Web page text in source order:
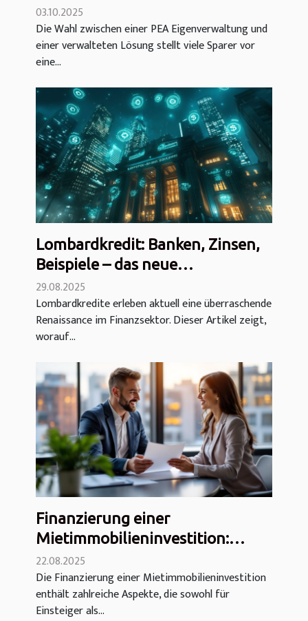
bessere Wahl?
03.10.2025
Die Wahl zwischen einer PEA Eigenverwaltung und
einer verwalteten Lösung stellt viele Sparer vor
eine...
Lombardkredit: Banken, Zinsen,
Beispiele – das neue
Wundermittel?
29.08.2025
Lombardkredite erleben aktuell eine überraschende
Renaissance im Finanzsektor. Dieser Artikel zeigt,
worauf...
Finanzierung einer
Mietimmobilieninvestition:
Makler, Verschuldung,
Unterlagen
22.08.2025
Die Finanzierung einer Mietimmobilieninvestition
enthält zahlreiche Aspekte, die sowohl für
Einsteiger als...